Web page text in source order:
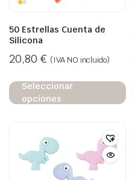
50 Estrellas Cuenta de
Silicona
20,80 € (IVA NO incluido)
Seleccionar
opciones